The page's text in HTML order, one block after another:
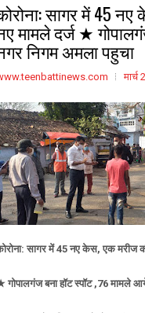
सागर में 45
मामले दर्ज ★
निगम अमला पहुचा
मार्च
सागर में 45 नए केस, एक मरीज
गोपालगंज बना हॉट स्पॉट ,76 मामले